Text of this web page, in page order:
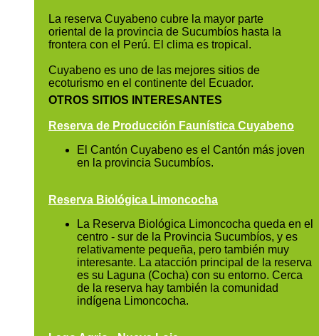
La reserva Cuyabeno cubre la mayor parte
oriental de la provincia de Sucumbíos hasta la
frontera con el Perú. El clima es tropical.
Cuyabeno es uno de las mejores sitios de
ecoturismo en el continente del Ecuador.
OTROS SITIOS INTERESANTES
Reserva de Producción Faunística Cuyabeno
El Cantón Cuyabeno es el Cantón más joven
en la provincia Sucumbíos.
Reserva Biológica Limoncocha
La Reserva Biológica Limoncocha queda en el
centro - sur de la Provincia Sucumbíos, y es
relativamente pequeña, pero también muy
interesante. La atacción principal de la reserva
es su Laguna (Cocha) con su entorno. Cerca
de la reserva hay también la comunidad
indígena Limoncocha.